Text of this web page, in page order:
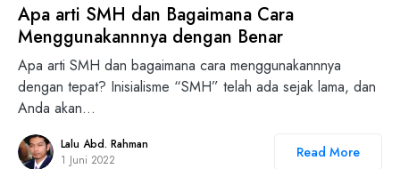
Apa arti SMH dan Bagaimana Cara
Menggunakannnya dengan Benar
Apa arti SMH dan bagaimana cara menggunakannnya
dengan tepat? Inisialisme “SMH” telah ada sejak lama, dan
Anda akan…
Lalu Abd. Rahman
1 Juni 2022
Read More